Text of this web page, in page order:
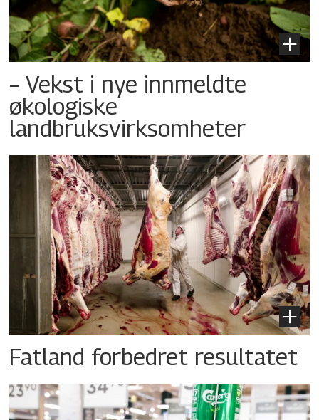
– Vekst i nye innmeldte
økologiske
landbruksvirksomheter
Fatland forbedret resultatet